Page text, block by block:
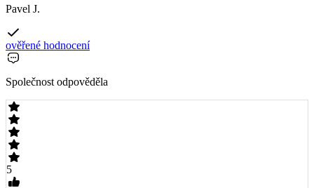
Pavel J.
ověřené hodnocení
Společnost odpověděla
5